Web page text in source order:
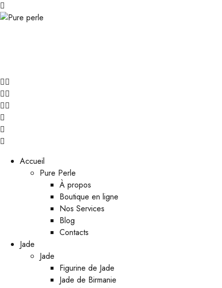
Accueil
Pure Perle
À propos
Boutique en ligne
Nos Services
Blog
Contacts
Jade
Jade
Figurine de Jade
Jade de Birmanie